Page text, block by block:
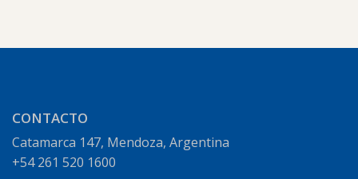
CONTACTO
Catamarca 147, Mendoza, Argentina
+54 261 520 1600